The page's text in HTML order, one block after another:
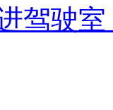
驾驶